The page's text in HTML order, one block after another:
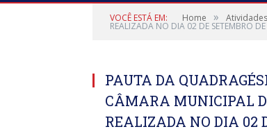
VOCÊ ESTÁ EM: Home »
REALIZADA NO DIA 02 DE SETEMBRO
PAUTA DA
CÂMARA MUNICIPAL
REALIZADA NO DIA 02